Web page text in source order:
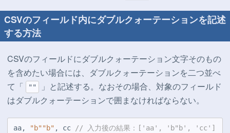
CSVのフィールド内にダブルクォーテーションを記述
する方法
CSVのフィールドにダブルクォーテーション文字そのもの
を含めたい場合には、ダブルクォーテーションを二つ並べ
て「
""
」と記述する。なおその場合、対象のフィールド
はダブルクォーテーションで囲まなければならない。
aa, "b""b" , cc // 入力後の結果：['aa', 'b"b', 'cc']